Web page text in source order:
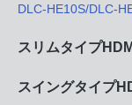
DLC-HE10S/DLC-
スリムタイプ
スイングタイプ